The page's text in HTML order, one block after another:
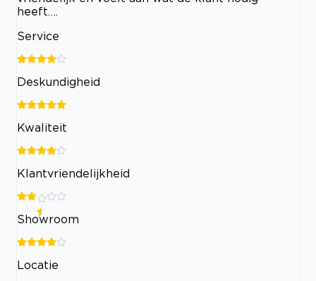
heeft….
Service
Deskundigheid
Kwaliteit
Klantvriendelijkheid
Showroom
Locatie